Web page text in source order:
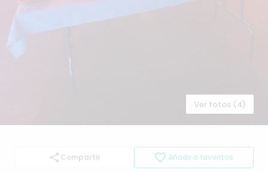
Ver fotos (4)
Compartir Añadir a favoritos